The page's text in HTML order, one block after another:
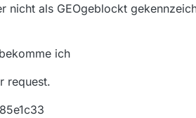
nicht als GEOgeblockt
ich
request.